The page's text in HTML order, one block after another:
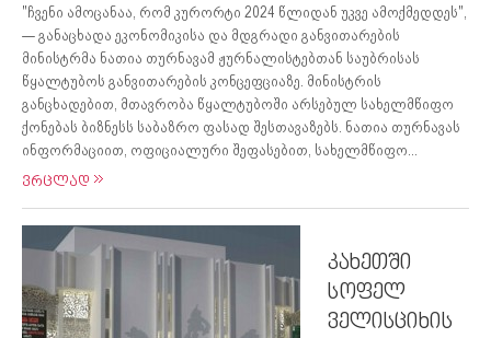
"ჩვენი ამოცანაა, რომ კურორტი 2024 წლიდან უკვე ამოქმედდეს",
— განაცხადა ეკონომიკისა და მდგრადი განვითარების
მინისტრმა ნათია თურნავამ ჟურნალისტებთან საუბრისას
წყალტუბოს განვითარების კონცეფციაზე. მინისტრის
განცხადებით, მთავრობა წყალტუბოში არსებულ სახელმწიფო
ქონებას ბიზნესს საბაზრო ფასად შესთავაზებს. ნათია თურნავას
ინფორმაციით, ოფიციალური შეფასებით, სახელმწიფო...
ვრცლად
კახეთში
სოფელ
ველისციხის